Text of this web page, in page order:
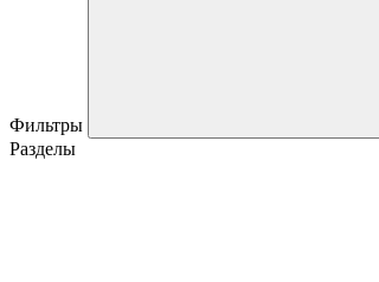
Фильтры
Разделы